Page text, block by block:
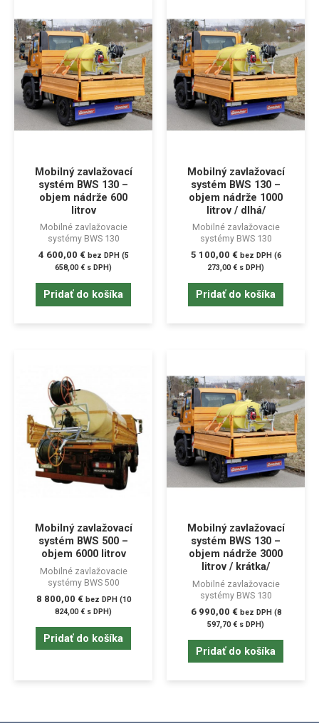
Mobilný zavlažovací
systém BWS 130 –
objem nádrže 600
litrov
Mobilné zavlažovacie
systémy BWS 130
4 600,00 € bez DPH (5
658,00€ s DPH)
Pridať do košíka
Mobilný zavlažovací
systém BWS 130 –
objem nádrže 1000
litrov / dlhá/
Mobilné zavlažovacie
systémy BWS 130
5 100,00 € bez DPH (6
273,00€ s DPH)
Pridať do košíka
Mobilný zavlažovací
systém BWS 500 –
objem 6000 litrov
Mobilné zavlažovacie
systémy BWS 500
8 800,00 € bez DPH (10
824,00€ s DPH)
Pridať do košíka
Mobilný zavlažovací
systém BWS 130 –
objem nádrže 3000
litrov / krátka/
Mobilné zavlažovacie
systémy BWS 130
6 990,00 € bez DPH (8
597,70€ s DPH)
Pridať do košíka